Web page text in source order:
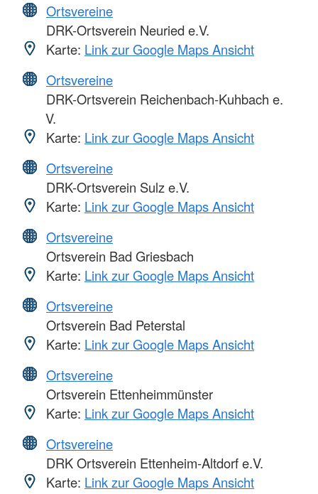
Ortsvereine
DRK-Ortsverein Neuried e.V.
Karte: Link zur Google Maps Ansicht
Ortsvereine
DRK-Ortsverein Reichenbach-Kuhbach e.
V.
Karte: Link zur Google Maps Ansicht
Ortsvereine
DRK-Ortsverein Sulz e.V.
Karte: Link zur Google Maps Ansicht
Ortsvereine
Ortsverein Bad Griesbach
Karte: Link zur Google Maps Ansicht
Ortsvereine
Ortsverein Bad Peterstal
Karte: Link zur Google Maps Ansicht
Ortsvereine
Ortsverein Ettenheimmünster
Karte: Link zur Google Maps Ansicht
Ortsvereine
DRK Ortsverein Ettenheim-Altdorf e.V.
Karte: Link zur Google Maps Ansicht